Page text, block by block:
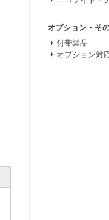
オプション・そ
付帯製品
オプション対